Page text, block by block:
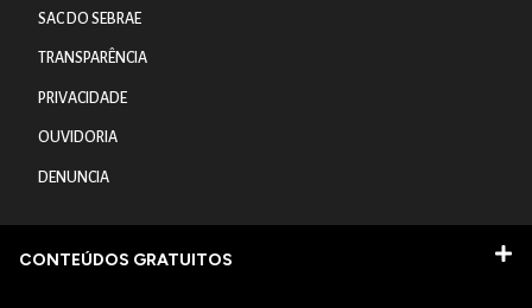
SAC DO SEBRAE
TRANSPARÊNCIA
PRIVACIDADE
OUVIDORIA
DENUNCIA
CONTEÚDOS GRATUITOS